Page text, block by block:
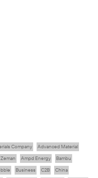
Company
Advanced Material
Ampd Energy
Bambu
Business C2B
China